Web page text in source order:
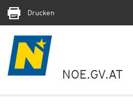
Drucken
NOE.GV.AT